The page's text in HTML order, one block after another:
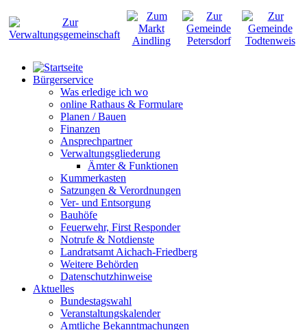
Bürgerservice
Was erledige ich wo
online Rathaus & Formulare
Planen / Bauen
Finanzen
Ansprechpartner
Verwaltungsgliederung
Ämter & Funktionen
Kummerkasten
Satzungen & Verordnungen
Ver- und Entsorgung
Bauhöfe
Feuerwehr, First Responder
Notrufe & Notdienste
Landratsamt Aichach-Friedberg
Weitere Behörden
Datenschutzhinweise
Aktuelles
Bundestagswahl
Veranstaltungskalender
Amtliche Bekanntmachungen